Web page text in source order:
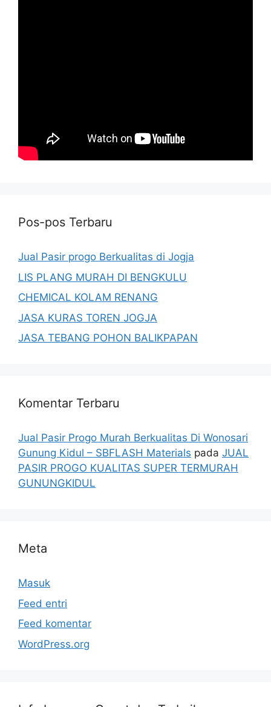
Pos-pos Terbaru
Jual Pasir progo Berkualitas di Jogja
LIS PLANG MURAH DI BENGKULU
CHEMICAL KOLAM RENANG
JASA KURAS TOREN JOGJA
JASA TEBANG POHON BALIKPAPAN
Komentar Terbaru
Jual Pasir Progo Murah Berkualitas Di Wonosari
Gunung Kidul – SBFLASH Materials pada JUAL
PASIR PROGO KUALITAS SUPER TERMURAH
GUNUNGKIDUL
Meta
Masuk
Feed entri
Feed komentar
WordPress.org